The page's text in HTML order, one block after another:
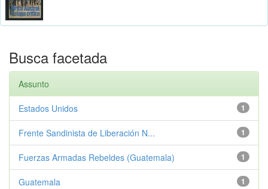
Busca facetada
Assunto
1
Estados Unidos
1
Frente Sandinista de Liberación N...
1
Fuerzas Armadas Rebeldes (Guatemala)
1
Guatemala